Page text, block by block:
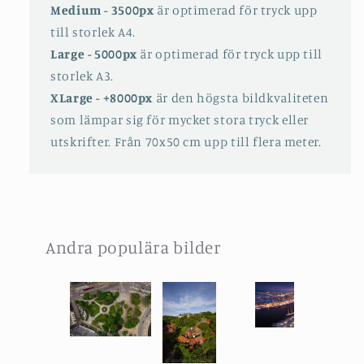
Medium - 3500px är optimerad för tryck upp
till storlek A4.
Large - 5000px är optimerad för tryck upp till
storlek A3.
XLarge - +8000px är den högsta bildkvaliteten
som lämpar sig för mycket stora tryck eller
utskrifter. Från 70x50 cm upp till flera meter.
Slideshow
Andra populära bilder